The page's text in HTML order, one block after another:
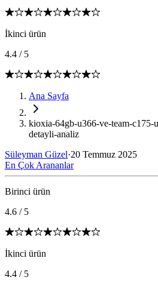
İkinci ürün
4.4 / 5
Ana Sayfa
kioxia-64gb-u366-ve-team-c175-
detayli-analiz
Süleyman Güzel·20 Temmuz 2025
En Çok Arananlar
Birinci ürün
4.6 / 5
İkinci ürün
4.4 / 5